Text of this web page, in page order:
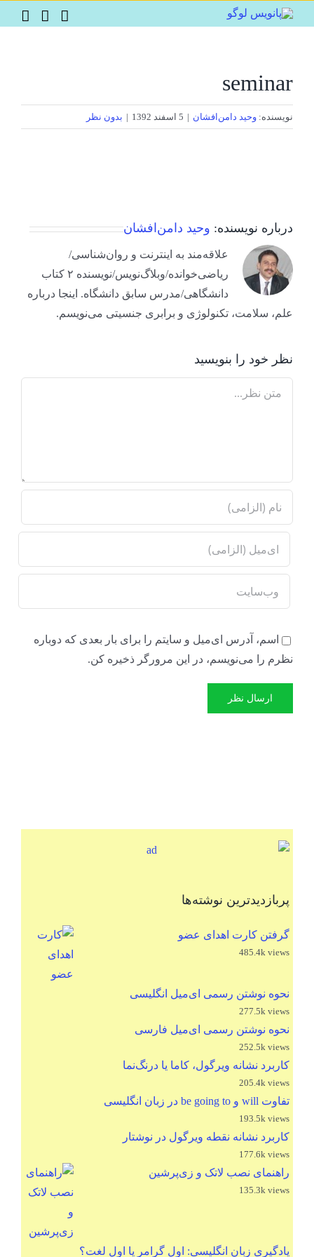
to
seminar
نویسنده: وحید دامن‌افشان | 5 اسفند 1392 | بدون نظر
درباره نویسنده: وحید دامن‌افشان
علاقه‌مند به اینترنت و روان‌شناسی/
ریاضی‌خوانده/وبلاگ‌نویس/نویسنده ۲ کتاب
دانشگاهی/مدرس سابق دانشگاه. اینجا درباره
علم، سلامت، تکنولوژی و برابری جنسیتی می‌نویسم.
نظر خود را بنویسید
Comment
اسم، آدرس ای‌میل و سایتم را برای بار بعدی که دوباره
نظرم را می‌نویسم، در این مرورگر ذخیره کن.
پربازدیدترین نوشته‌ها
گرفتن کارت اهدای عضو
485.4k views
نحوه نوشتن رسمی ای‌میل انگلیسی
277.5k views
نحوه نوشتن رسمی ای‌میل فارسی
252.5k views
کاربرد نشانه ویرگول، کاما یا درنگ‌نما
205.4k views
تفاوت will و be going to در زبان انگلیسی
193.5k views
کاربرد نشانه نقطه ویرگول در نوشتار
177.6k views
راهنمای نصب لاتک و زی‌پرشین
135.3k views
یادگیری زبان انگلیسی: اول گرامر یا اول لغت؟